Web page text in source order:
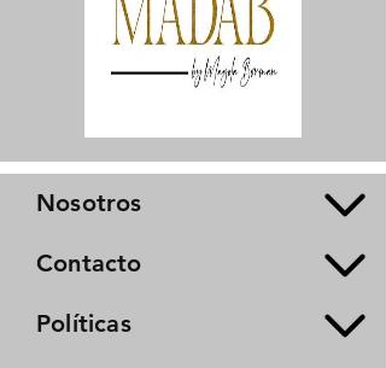
Nosotros
Contacto
Políticas